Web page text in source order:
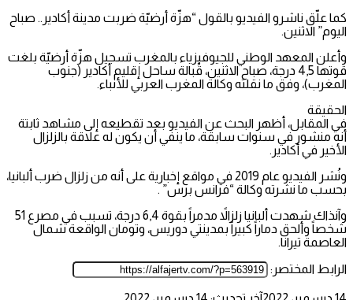
كما علّق ناشرو الفيديو بالقول “هزّة أرضيّة ضربت مدينة أكادير.. صباح
اليوم” الاثنين.
وأعلن المعهد الوطني للجيوفيزياء بالمغرب تسجيل هزّة أرضيّة بلغت
قوتها 4,5 درجة، صباح الاثنين، قُبالة ساحل إقليم أكادير (جنوب
المغرب)، وفق ما نقلته وكالة المغرب العربي للأنباء.
الحقيقة
في المقابل، أظهر البحث عن الفيديو بعد تقطيعه إلى مشاهد ثابتة
أنه منشور في سنوات سابقة، ما ينفي أن يكون له علاقة بالزلزال
الأخير في أكادير.
ونُشر الفيديو عام 2019 في مواقع إخبارية على أنه من زلزال ضرب ألبانيا،
بحسب ما نشرته وكالة “فرانس برس” .
وآنذاك شهدت ألبانيا زلزالاً مدمراً بقوة 6,4 درجة، تسبب في مصرع 51
شخصاً وألحق دماراً كبيراً بمدينتي دوريس، وتومان الواقعة شمال
العاصمة تيرانا.
الرابط المختصر: